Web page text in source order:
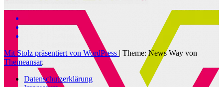
Mit Stolz präsentiert von WordPress | Theme: News Way von
Themeansar.
Datenschutzerklärung